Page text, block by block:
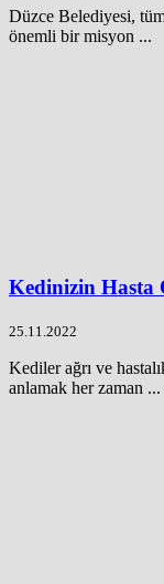
Düzce Belediyesi, tüm
önemli bir misyon ...
Kedinizin Hasta
25.11.2022
Kediler ağrı ve
anlamak her zaman ...